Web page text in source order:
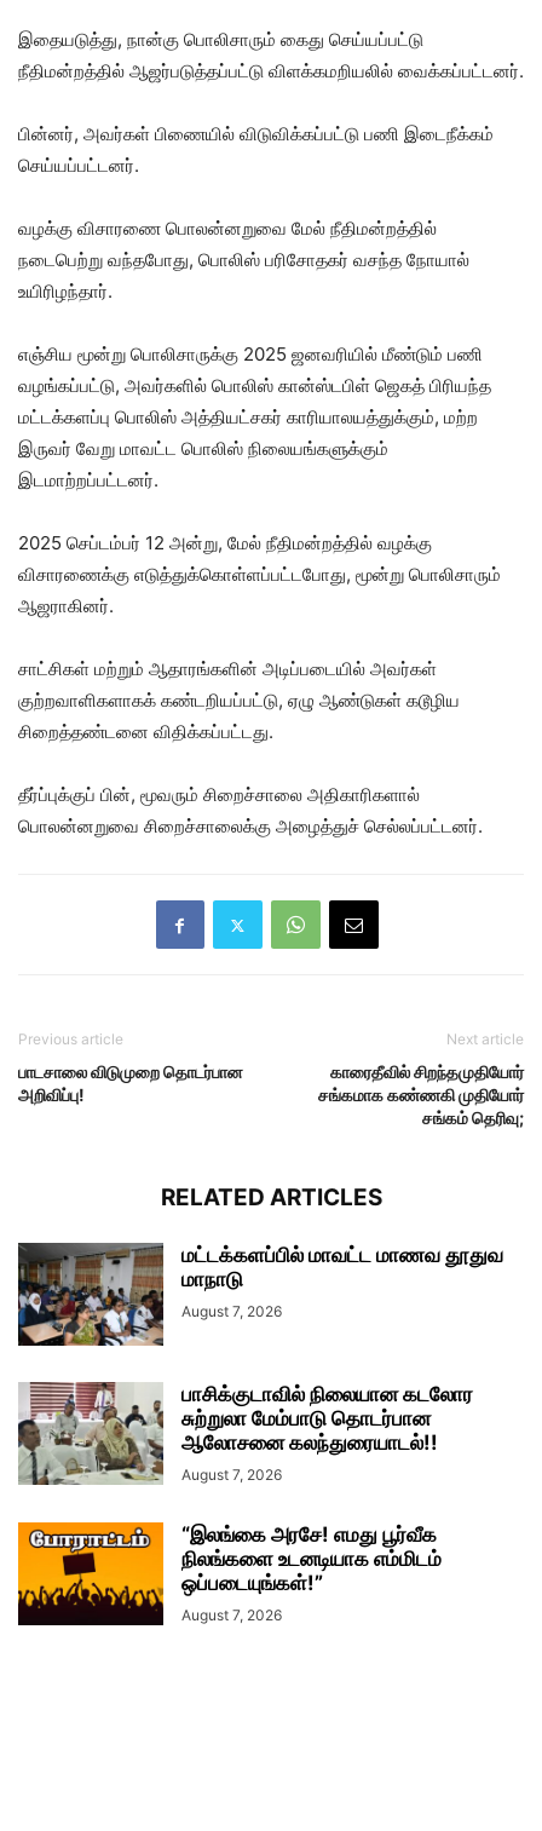
இதையடுத்து, நான்கு பொலிசாரும் கைது செய்யப்பட்டு
நீதிமன்றத்தில் ஆஜர்படுத்தப்பட்டு விளக்கமறியலில் வைக்கப்பட்டனர்.
பின்னர், அவர்கள் பிணையில் விடுவிக்கப்பட்டு பணி இடைநீக்கம்
செய்யப்பட்டனர்.
வழக்கு விசாரணை பொலன்னறுவை மேல் நீதிமன்றத்தில்
நடைபெற்று வந்தபோது, பொலிஸ் பரிசோதகர் வசந்த நோயால்
உயிரிழந்தார்.
எஞ்சிய மூன்று பொலிசாருக்கு 2025 ஜனவரியில் மீண்டும் பணி
வழங்கப்பட்டு, அவர்களில் பொலிஸ் கான்ஸ்டபிள் ஜெகத் பிரியந்த
மட்டக்களப்பு பொலிஸ் அத்தியட்சகர் காரியாலயத்துக்கும், மற்ற
இருவர் வேறு மாவட்ட பொலிஸ் நிலையங்களுக்கும்
இடமாற்றப்பட்டனர்.
2025 செப்டம்பர் 12 அன்று, மேல் நீதிமன்றத்தில் வழக்கு
விசாரணைக்கு எடுத்துக்கொள்ளப்பட்டபோது, மூன்று பொலிசாரும்
ஆஜராகினர்.
சாட்சிகள் மற்றும் ஆதாரங்களின் அடிப்படையில் அவர்கள்
குற்றவாளிகளாகக் கண்டறியப்பட்டு, ஏழு ஆண்டுகள் கடூழிய
சிறைத்தண்டனை விதிக்கப்பட்டது.
தீர்ப்புக்குப் பின், மூவரும் சிறைச்சாலை அதிகாரிகளால்
பொலன்னறுவை சிறைச்சாலைக்கு அழைத்துச் செல்லப்பட்டனர்.
Previous article
பாடசாலை விடுமுறை தொடர்பான
அறிவிப்பு!
Next article
காரைதீவில் சிறந்தமுதியோர்
சங்கமாக கண்ணகி முதியோர்
சங்கம் தெரிவு;
RELATED ARTICLES
மட்டக்களப்பில் மாவட்ட மாணவ தூதுவ
மாநாடு
August 7, 2026
பாசிக்குடாவில் நிலையான கடலோர
சுற்றுலா மேம்பாடு தொடர்பான
ஆலோசனை கலந்துரையாடல்!!
August 7, 2026
“இலங்கை அரசே! எமது பூர்வீக
நிலங்களை உடனடியாக எம்மிடம்
ஒப்படையுங்கள்!”
August 7, 2026